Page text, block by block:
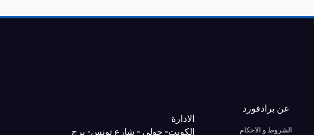
عن برادفورد
الشروط و الاحكام
الادارة
الكويت- حولي - شارع تونس- برج